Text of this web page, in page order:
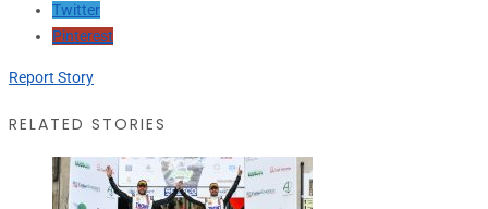
Twitter
Pinterest
Report Story
RELATED STORIES